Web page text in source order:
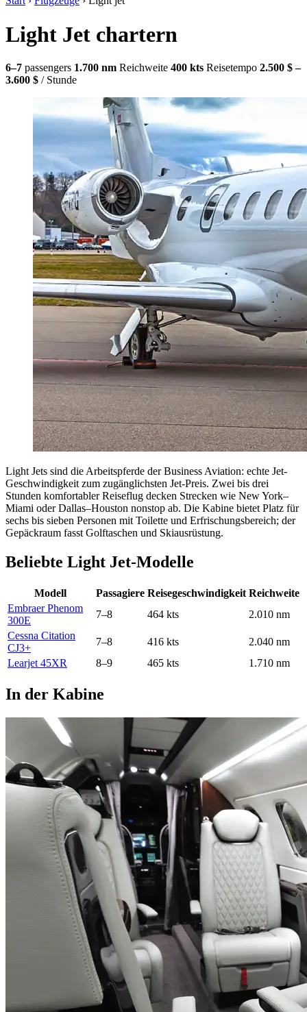
Light Jet chartern
6–7 passengers 1.700 nm Reichweite 400 kts Reisetempo 2.500 $ –
3.600 $ / Stunde
Light Jets sind die Arbeitspferde der Business Aviation: echte Jet-
Geschwindigkeit zum zugänglichsten Jet-Preis. Zwei bis drei
Stunden komfortabler Reiseflug decken Strecken wie New York–
Miami oder Dallas–Houston nonstop ab. Die Kabine bietet Platz für
sechs bis sieben Personen mit Toilette und Erfrischungsbereich; der
Gepäckraum fasst Golftaschen und Skiausrüstung.
Beliebte Light Jet-Modelle
Modell Passagiere Reisegeschwindigkeit Reichweite
Embraer Phenom
300E
7–8 464 kts
2.010 nm
Cessna Citation
CJ3+
7–8 416 kts
2.040 nm
Learjet 45XR
8–9 465 kts 1.710 nm
In der Kabine